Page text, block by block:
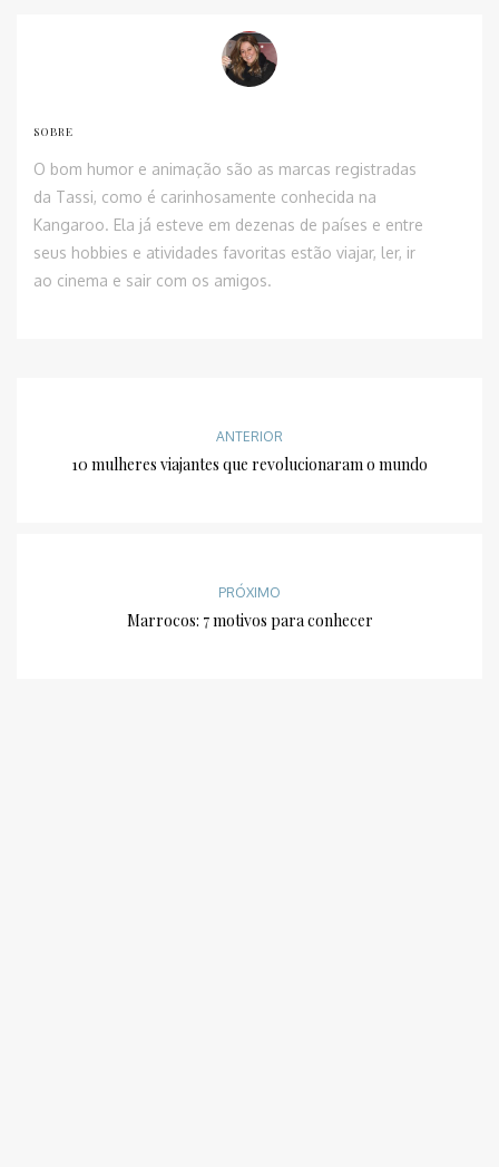
SOBRE
O bom humor e animação são as marcas registradas
da Tassi, como é carinhosamente conhecida na
Kangaroo. Ela já esteve em dezenas de países e entre
seus hobbies e atividades favoritas estão viajar, ler, ir
ao cinema e sair com os amigos.
ANTERIOR
10 mulheres viajantes que revolucionaram o mundo
PRÓXIMO
Marrocos: 7 motivos para conhecer